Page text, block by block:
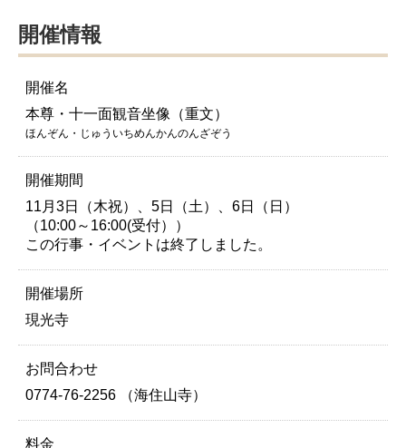
開催情報
開催名
本尊・十一面観音坐像（重文）
ほんぞん・じゅういちめんかんのんざぞう
開催期間
11月3日（木祝）、5日（土）、6日（日）
（10:00～16:00(受付））
この行事・イベントは終了しました。
開催場所
現光寺
お問合わせ
0774-76-2256 （海住山寺）
料金